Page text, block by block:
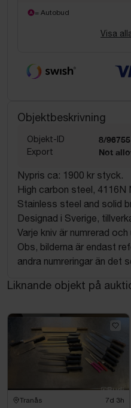
= Autobud
Visa
Objektbeskrivning
Objekt-ID 8/96755
Export Not
Nypris ca: 1900 kr styck.
High carbon steel, 4116N
Stainless steel and solid
Designad i Sverige,
Varje kniv är numrerad och
Obs, bilderna är endast
andra numreringar än det
Liknande objekt på
Tranås 7d 3h